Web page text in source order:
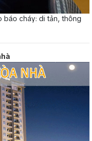
báo cháy: di tản, thông